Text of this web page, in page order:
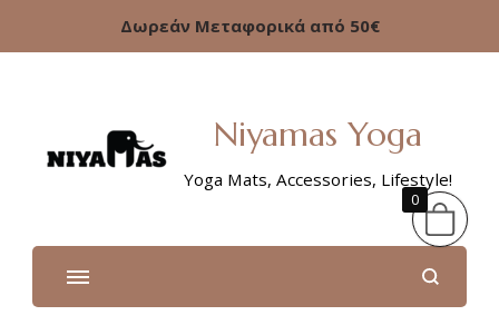
Δωρεάν Μεταφορικά από 50€
Niyamas Yoga
Yoga Mats, Accessories, Lifestyle!
0